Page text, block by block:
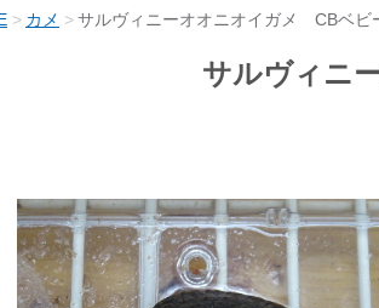
カメ サルヴィニーオオニオイガメ CBベビ
サルヴィニ